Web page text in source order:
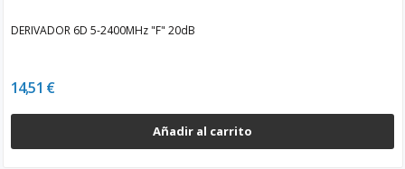
DERIVADOR 6D 5-2400MHz "F" 20dB
14,51 €
Añadir al carrito